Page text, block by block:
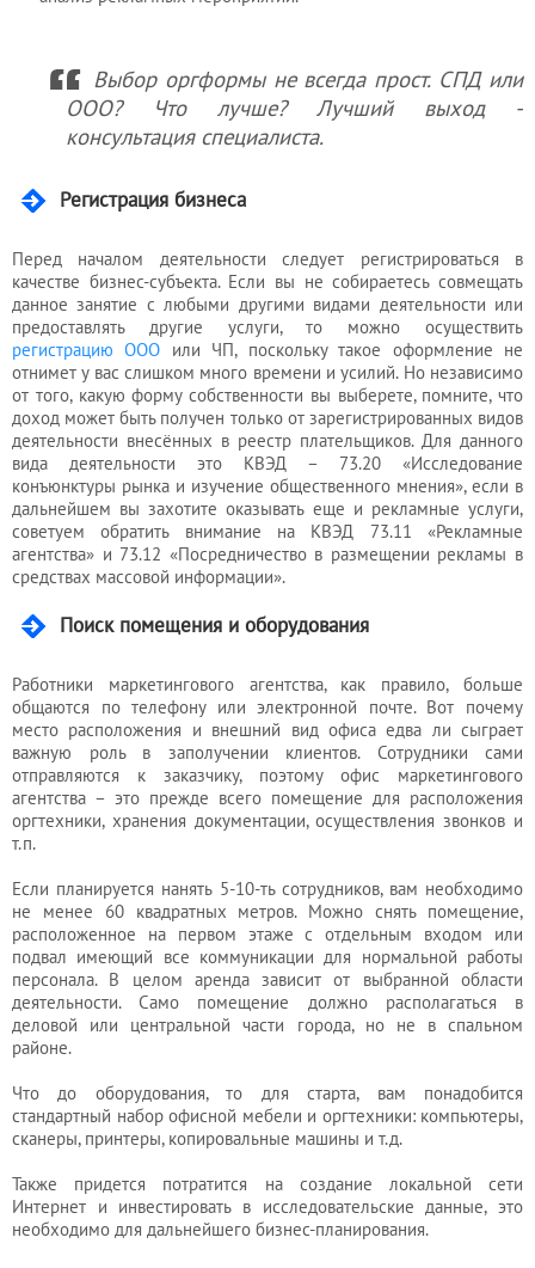
Выбор оргформы не всегда прост. СПД или
ООО? Что лучше? Лучший выход -
консультация специалиста.
Регистрация бизнеса
Перед началом деятельности следует регистрироваться в
качестве бизнес-субъекта. Если вы не собираетесь совмещать
данное занятие с любыми другими видами деятельности или
предоставлять другие услуги, то можно осуществить
регистрацию ООО или ЧП, поскольку такое оформление не
отнимет у вас слишком много времени и усилий. Но независимо
от того, какую форму собственности вы выберете, помните, что
доход может быть получен только от зарегистрированных видов
деятельности внесённых в реестр плательщиков. Для данного
вида деятельности это КВЭД – 73.20 «Исследование
конъюнктуры рынка и изучение общественного мнения», если в
дальнейшем вы захотите оказывать еще и рекламные услуги,
советуем обратить внимание на КВЭД 73.11 «Рекламные
агентства» и 73.12 «Посредничество в размещении рекламы в
средствах массовой информации».
Поиск помещения и оборудования
Работники маркетингового агентства, как правило, больше
общаются по телефону или электронной почте. Вот почему
место расположения и внешний вид офиса едва ли сыграет
важную роль в заполучении клиентов. Сотрудники сами
отправляются к заказчику, поэтому офис маркетингового
агентства – это прежде всего помещение для расположения
оргтехники, хранения документации, осуществления звонков и
т.п.
Если планируется нанять 5-10-ть сотрудников, вам необходимо
не менее 60 квадратных метров. Можно снять помещение,
расположенное на первом этаже с отдельным входом или
подвал имеющий все коммуникации для нормальной работы
персонала. В целом аренда зависит от выбранной области
деятельности. Само помещение должно располагаться в
деловой или центральной части города, но не в спальном
районе.
Что до оборудования, то для старта, вам понадобится
стандартный набор офисной мебели и оргтехники: компьютеры,
сканеры, принтеры, копировальные машины и т.д.
Также придется потратится на создание локальной сети
Интернет и инвестировать в исследовательские данные, это
необходимо для дальнейшего бизнес-планирования.